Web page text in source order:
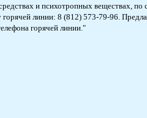
и психотропных веществах,
горячей линии: 8 (812) 573-79-96.
горячей линии."